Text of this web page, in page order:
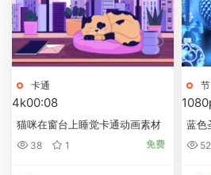
卡通
4k00:08
猫咪在窗台上睡觉卡通动画素材
38 1 免费
蓝色
52